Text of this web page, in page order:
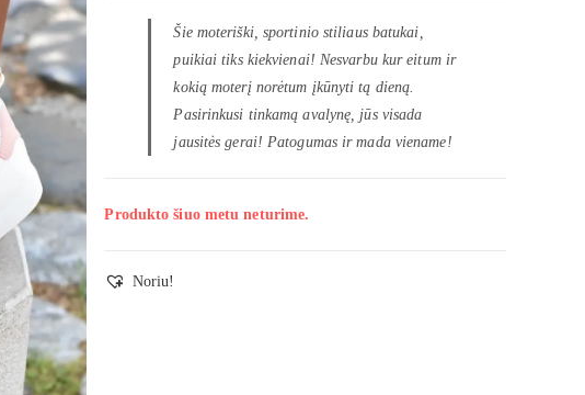
Šie moteriški, sportinio stiliaus batukai,
puikiai tiks kiekvienai! Nesvarbu kur eitum ir
kokią moterį norėtum įkūnyti tą dieną.
Pasirinkusi tinkamą avalynę, jūs visada
jausitės gerai! Patogumas ir mada viename!
Produkto šiuo metu neturime.
Noriu!